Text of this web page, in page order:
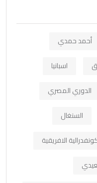
أحمد حمدي
اسبانيا
الدوري المصري
السنغال
الافريقية